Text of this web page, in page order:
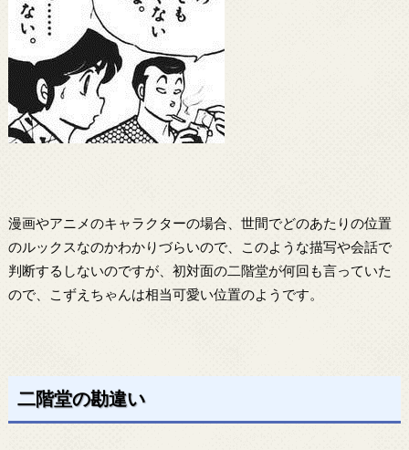
漫画やアニメのキャラクターの場合、世間でどのあたりの位置
のルックスなのかわかりづらいので、このような描写や会話で
判断するしないのですが、初対面の二階堂が何回も言っていた
ので、こずえちゃんは相当可愛い位置のようです。
二階堂の勘違い